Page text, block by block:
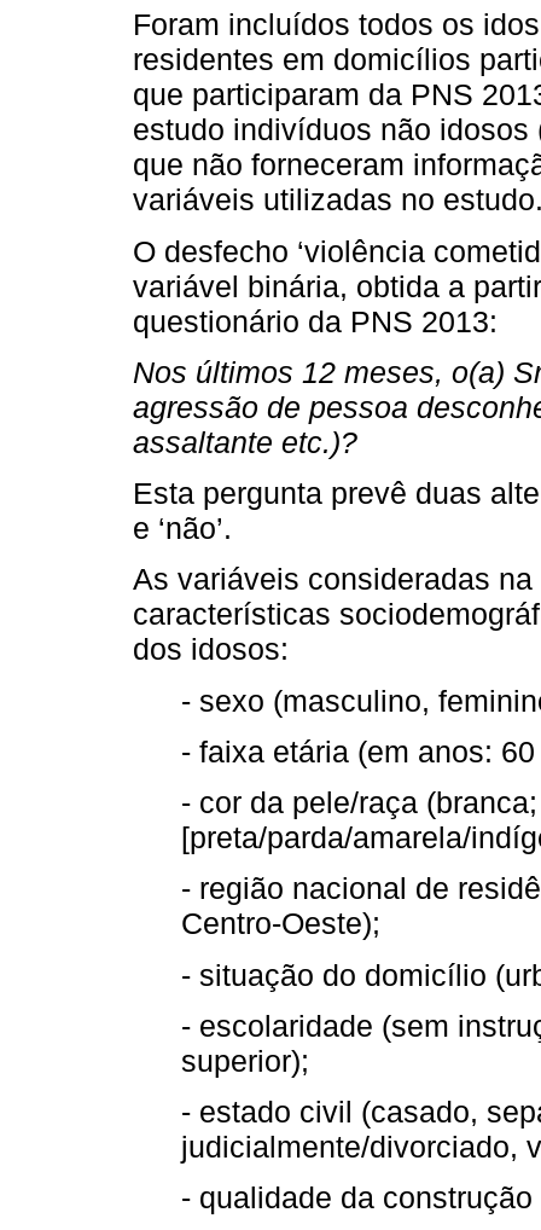
Foram incluídos todos os
residentes em domicílios
que participaram da PNS
estudo indivíduos não
que não forneceram
variáveis utilizadas no
O desfecho ‘violência
variável binária, obtida a
questionário da PNS 2013:
Nos últimos 12 meses, o(a)
agressão de pessoa
assaltante etc.)?
Esta pergunta prevê duas
e ‘não’.
As variáveis consideradas
características
dos idosos:
- sexo (masculino,
- faixa etária (em anos:
- cor da pele/raça
[preta/parda/amarela/
- região nacional de
Centro-Oeste);
- situação do domicílio
- escolaridade (sem
superior);
- estado civil (casado,
judicialmente/divorciado,
- qualidade da